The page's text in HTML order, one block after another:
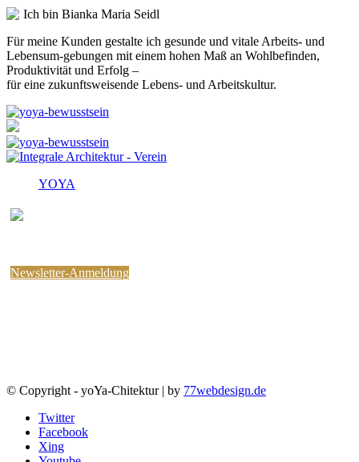
Ich bin Bianka Maria Seidl
Für meine Kunden gestalte ich gesunde und vitale Arbeits- und
Lebensum-gebungen mit einem hohen Maß an Wohlbefinden,
Produktivität und Erfolg –
für eine zukunftsweisende Lebens- und Arbeitskultur.
YOYA
Newsletter-Anmeldung
© Copyright - yoYa-Chitektur | by 77webdesign.de
Twitter
Facebook
Xing